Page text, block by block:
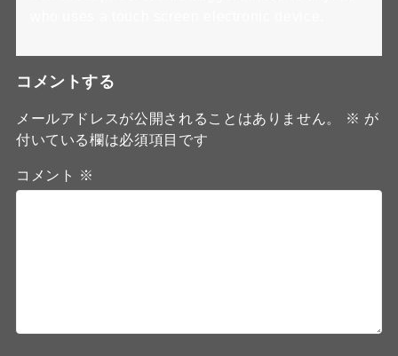
コメントする
メールアドレスが公開されることはありません。 ※ が
付いている欄は必須項目です
コメント ※